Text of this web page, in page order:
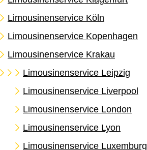
Limousinenservice Köln
Limousinenservice Kopenhagen
Limousinenservice Krakau
Limousinenservice Leipzig
Limousinenservice Liverpool
Limousinenservice London
Limousinenservice Lyon
Limousinenservice Luxemburg